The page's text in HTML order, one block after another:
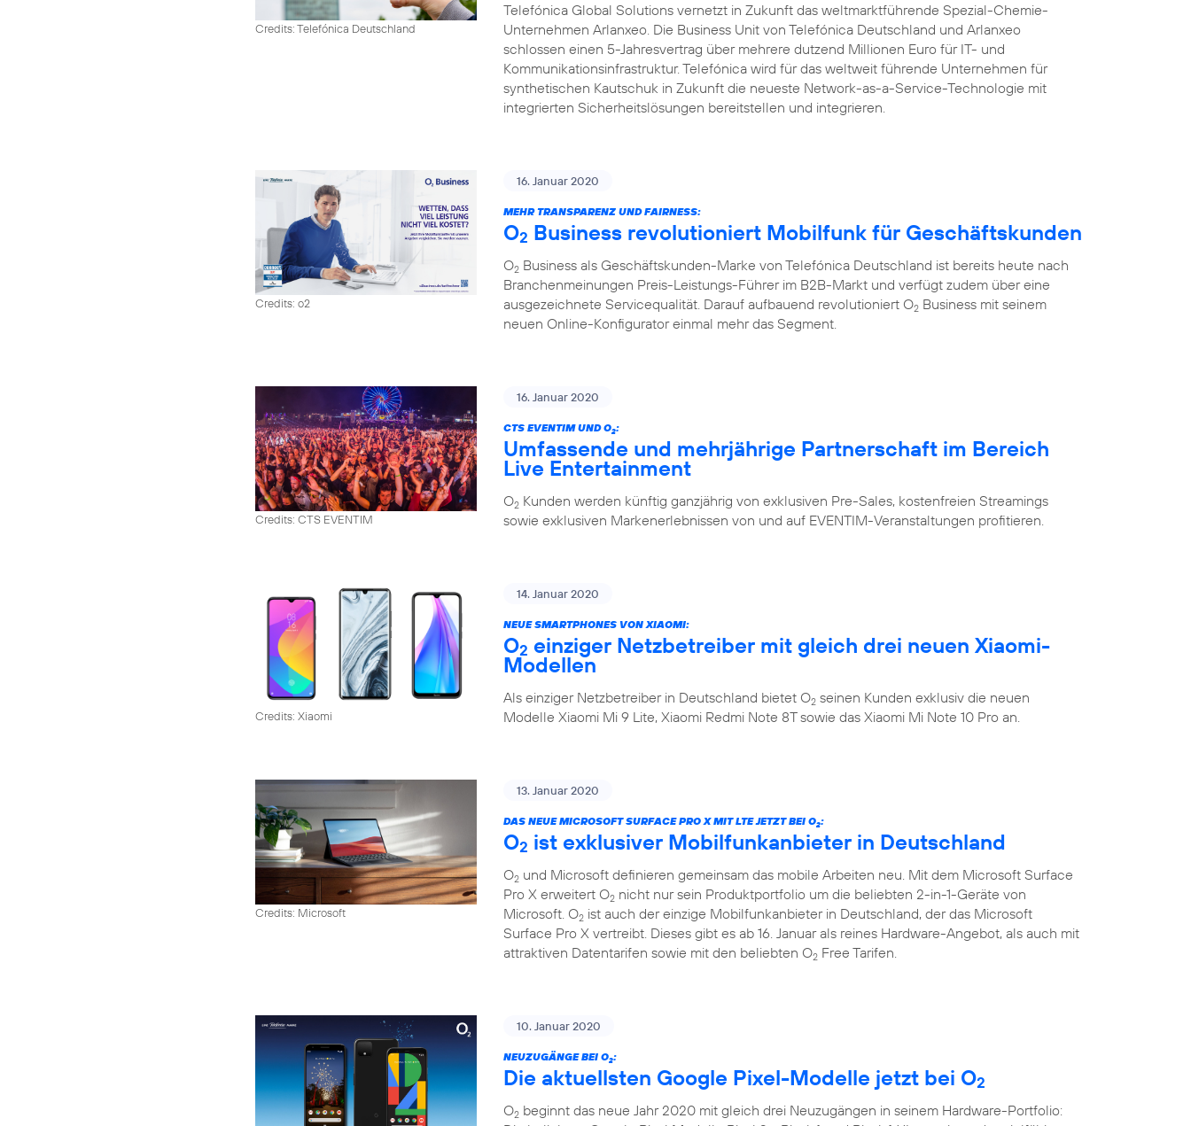
Credits: Telefónica Deutschland
Telefónica Global Solutions vernetzt in Zukunft das weltmarktführende Spezial-Chemie-
Unternehmen Arlanxeo. Die Business Unit von Telefónica Deutschland und Arlanxeo
schlossen einen 5-Jahresvertrag über mehrere dutzend Millionen Euro für IT- und
Kommunikationsinfrastruktur. Telefónica wird für das weltweit führende Unternehmen für
synthetischen Kautschuk in Zukunft die neueste Network-as-a-Service-Technologie mit
integrierten Sicherheitslösungen bereitstellen und integrieren.
Credits: o2
16. Januar 2020
MEHR TRANSPARENZ UND FAIRNESS:
O2 Business revolutioniert Mobilfunk für Geschäftskunden
O2 Business als Geschäftskunden-Marke von Telefónica Deutschland ist bereits heute nach
Branchenmeinungen Preis-Leistungs-Führer im B2B-Markt und verfügt zudem über eine
ausgezeichnete Servicequalität. Darauf aufbauend revolutioniert O2 Business mit seinem
neuen Online-Konfigurator einmal mehr das Segment.
Credits: CTS EVENTIM
16. Januar 2020
CTS EVENTIM UND O2:
Umfassende und mehrjährige Partnerschaft im Bereich
Live Entertainment
O2 Kunden werden künftig ganzjährig von exklusiven Pre-Sales, kostenfreien Streamings
sowie exklusiven Markenerlebnissen von und auf EVENTIM-Veranstaltungen profitieren.
Credits: Xiaomi
14. Januar 2020
NEUE SMARTPHONES VON XIAOMI:
O2 einziger Netzbetreiber mit gleich drei neuen Xiaomi-
Modellen
Als einziger Netzbetreiber in Deutschland bietet O2 seinen Kunden exklusiv die neuen
Modelle Xiaomi Mi 9 Lite, Xiaomi Redmi Note 8T sowie das Xiaomi Mi Note 10 Pro an.
Credits: Microsoft
13. Januar 2020
DAS NEUE MICROSOFT SURFACE PRO X MIT LTE JETZT BEI O2:
O2 ist exklusiver Mobilfunkanbieter in Deutschland
O2 und Microsoft definieren gemeinsam das mobile Arbeiten neu. Mit dem Microsoft Surface
Pro X erweitert O2 nicht nur sein Produktportfolio um die beliebten 2-in-1-Geräte von
Microsoft. O2 ist auch der einzige Mobilfunkanbieter in Deutschland, der das Microsoft
Surface Pro X vertreibt. Dieses gibt es ab 16. Januar als reines Hardware-Angebot, als auch mit
attraktiven Datentarifen sowie mit den beliebten O2 Free Tarifen.
10. Januar 2020
NEUZUGÄNGE BEI O2:
Die aktuellsten Google Pixel-Modelle jetzt bei O2
O2 beginnt das neue Jahr 2020 mit gleich drei Neuzugängen in seinem Hardware-Portfolio: